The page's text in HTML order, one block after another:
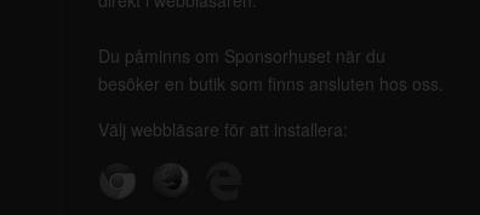
Du påminns om Sponsorhuset när du
besöker en butik som finns ansluten hos oss.
Välj webbläsare för att installera: